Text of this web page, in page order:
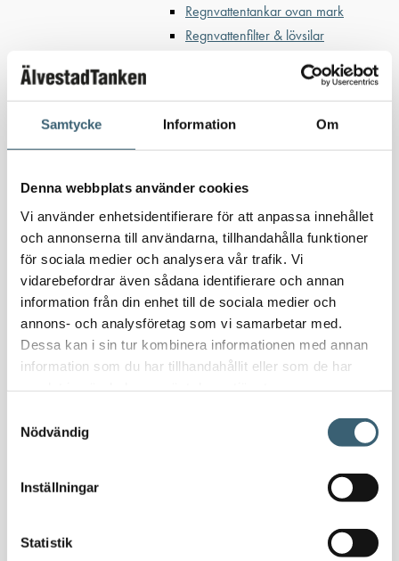
Samtycke Information Om
Denna webbplats använder cookies
Vi använder enhetsidentifierare för att anpassa innehållet
och annonserna till användarna, tillhandahålla funktioner
för sociala medier och analysera vår trafik. Vi
vidarebefordrar även sådana identifierare och annan
information från din enhet till de sociala medier och
annons- och analysföretag som vi samarbetar med.
Dessa kan i sin tur kombinera informationen med annan
information som du har tillhandahållit eller som de har
Nödvändig
Inställningar
Statistik
Regnvattentankar ovan mark
Regnvattenfilter & lövsilar
Bufferttankar till växtskyddsspruta
Vattenplattformar
Vattenvagnar
Nödvattenutrustning
Specialsvetsade lagringstankar
Ståltankar för lagring, transport & process
AdBlue
AdBluetankar
AdBlue transporttankar
AdBluepumpar & tillbehör
Diesel
Dieseltank reservdelar & tillbehör